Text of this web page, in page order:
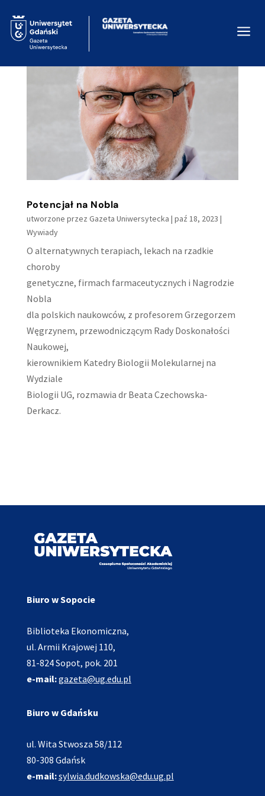
a
Potencjał na Nobla
utworzone przez Gazeta Uniwersytecka | paź 18, 2023 |
Wywiady
O alternatywnych terapiach, lekach na rzadkie
choroby
genetyczne, firmach farmaceutycznych i Nagrodzie
Nobla
dla polskich naukowców, z profesorem Grzegorzem
Węgrzynem, przewodniczącym Rady Doskonałości
Naukowej,
kierownikiem Katedry Biologii Molekularnej na
Wydziale
Biologii UG, rozmawia dr Beata Czechowska-
Derkacz.
Biuro w Sopocie
Biblioteka Ekonomiczna,
ul. Armii Krajowej 110,
81-824 Sopot, pok. 201
e-mail:gazeta@ug.edu.pl
Biuro w Gdańsku
ul. Wita Stwosza 58/112
80-308 Gdańsk
e-mail:sylwia.dudkowska@edu.ug.pl